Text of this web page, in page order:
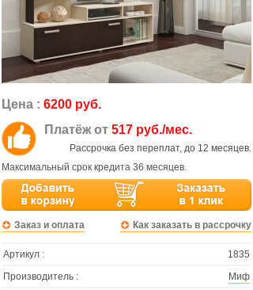
Цена : 6200 руб.
Платёж от 517 руб./мес.
Рассрочка без переплат, до 12 месяцев.
Максимальный срок кредита 36 месяцев.
Заказ и оплата Как заказать в рассрочку
Артикул :
1835
Производитель :
Миф